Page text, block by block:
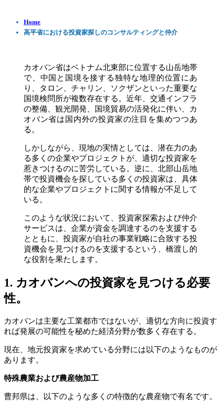
Home
高平省における投資家探しのコンサルティングと仲介
カオバン省はベトナム北東部に位置する山岳地帯
で、中国と国境を接する独特な地理的位置にあ
り、タロン、チャリン、ソクザンといった重要な
国境検問所が複数存在する。近年、交通インフラ
の整備、観光開発、国境貿易の活発化に伴い、カ
オバン省は国内外の投資家の注目を集めつつあ
る。
しかしながら、現地の実情としては、潜在力のあ
る多くの企業やプロジェクトが、適切な投資家を
惹きつけるのに苦労している。逆に、北部山岳地
帯で投資機会を探している多くの投資家は、具体
的な企業やプロジェクトに関する情報が不足して
いる。
このような状況において、投資家探索および仲介
サービスは、企業が資金を調達するのを支援する
とともに、投資家が自社の事業戦略に合致する投
資機会を見つけるのを支援するという、橋渡し的
な役割を果たします。
1. カオバンへの投資家を見つける必要
性。
カオバンは主要な工業都市ではないが、適切な方向に投資す
れば発展の可能性を秘めた経済分野が数多く存在する。
現在、地元投資家を求めている分野には以下のようなものが
あります。
特殊農業および農産物加工
曹邦県は、以下のような多くの特徴的な農産物で有名です。